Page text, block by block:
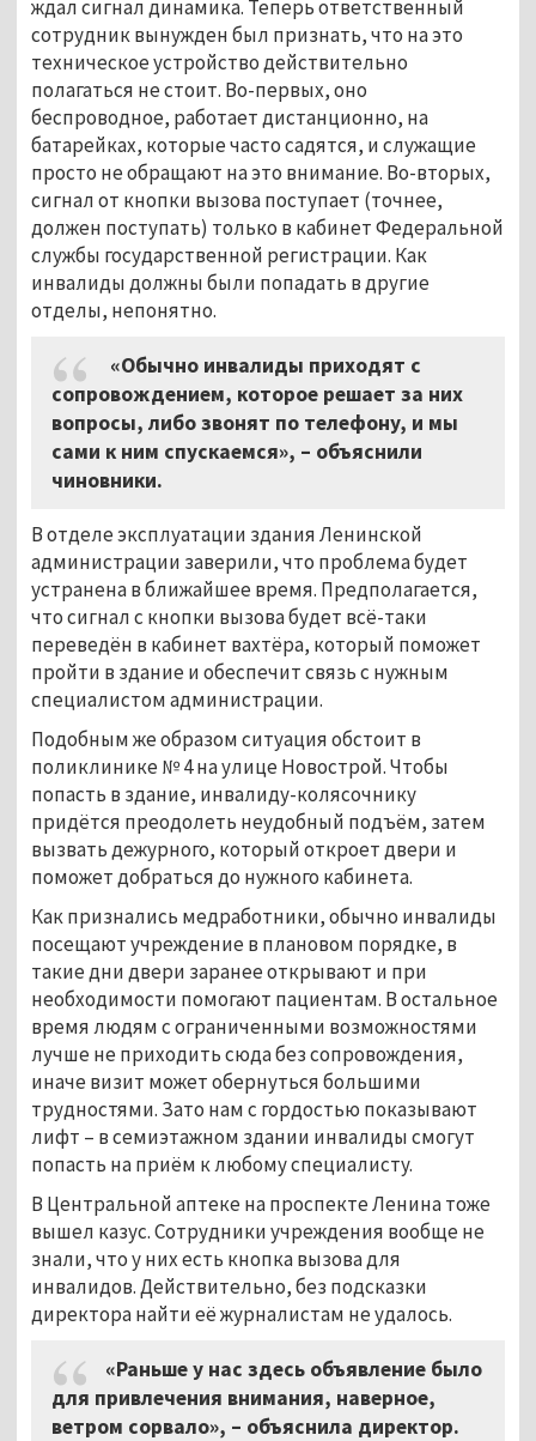
ждал сигнал динамика. Теперь ответственный
сотрудник вынужден был признать, что на это
техническое устройство действительно
полагаться не стоит. Во-первых, оно
беспроводное, работает дистанционно, на
батарейках, которые часто садятся, и служащие
просто не обращают на это внимание. Во-вторых,
сигнал от кнопки вызова поступает (точнее,
должен поступать) только в кабинет Федеральной
службы государственной регистрации. Как
инвалиды должны были попадать в другие
отделы, непонятно.
«Обычно инвалиды приходят с
сопровождением, которое решает за них
вопросы, либо звонят по телефону, и мы
сами к ним спускаемся», – объяснили
чиновники.
В отделе эксплуатации здания Ленинской
администрации заверили, что проблема будет
устранена в ближайшее время. Предполагается,
что сигнал с кнопки вызова будет всё-таки
переведён в кабинет вахтёра, который поможет
пройти в здание и обеспечит связь с нужным
специалистом администрации.
Подобным же образом ситуация обстоит в
поликлинике № 4 на улице Новострой. Чтобы
попасть в здание, инвалиду-колясочнику
придётся преодолеть неудобный подъём, затем
вызвать дежурного, который откроет двери и
поможет добраться до нужного кабинета.
Как признались медработники, обычно инвалиды
посещают учреждение в плановом порядке, в
такие дни двери заранее открывают и при
необходимости помогают пациентам. В остальное
время людям с ограниченными возможностями
лучше не приходить сюда без сопровождения,
иначе визит может обернуться большими
трудностями. Зато нам с гордостью показывают
лифт – в семиэтажном здании инвалиды смогут
попасть на приём к любому специалисту.
В Центральной аптеке на проспекте Ленина тоже
вышел казус. Сотрудники учреждения вообще не
знали, что у них есть кнопка вызова для
инвалидов. Действительно, без подсказки
директора найти её журналистам не удалось.
«Раньше у нас здесь объявление было
для привлечения внимания, наверное,
ветром сорвало», – объяснила директор.